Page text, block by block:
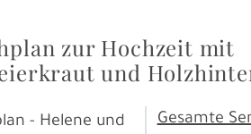
zur Hochzeit mit
und
- Helene und
Gesamte